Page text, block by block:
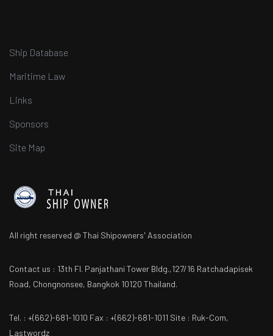
Ship Database
Maritime Law
Links
Sponsors
Site Map
All right reserved @ Thai Shipowners' Association
Contact us : 13th Fl. Panjathani Tower Bldg.,127/16 Ratchadapisek
Road, Chongnonsee, Bangkok 10120 Thailand.
Tel. : +(662)-681-1010 Fax : +(662)-681-1011 Site : Ruk-Com,
Lastwordz